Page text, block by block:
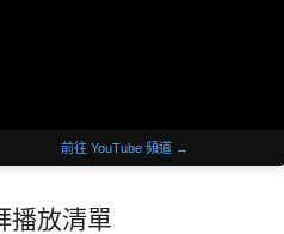
前往 YouTube 頻道 →
播放清單